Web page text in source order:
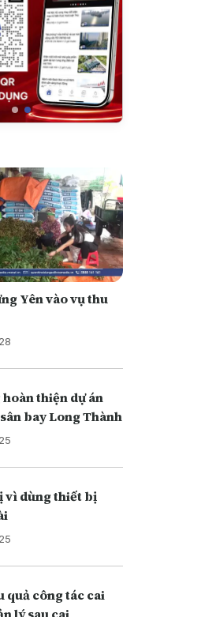
Yên vào vụ thu
thiện dự án
bay Long Thành
vì dùng thiết bị
quả công tác cai
lý sau cai